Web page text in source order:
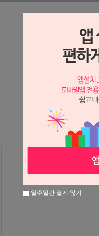
상
상세
※ 필
는 시세 변동
문의
일주일간 열지 않기